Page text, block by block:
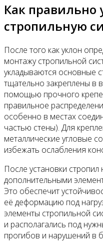
Как правильно
стропильную
После того как уклон
монтажу стропильной
укладываются основные
тщательно закреплены в
помощью прочного
правильное
особенно в местах
частью стены). Для
металлические угловые
избежать ослабления
После установки
дополнительными
Это обеспечит
её деформацию под
элементы стропильной
и располагались под
прогибов и нарушений в